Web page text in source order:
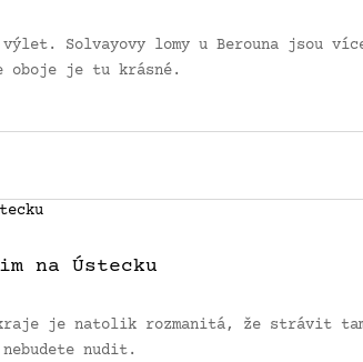
Solvayovy lomy u Berouna jsou
oboje je tu krásné.
na Ústecku
kraje je natolik rozmanitá, že strávit
nudit.